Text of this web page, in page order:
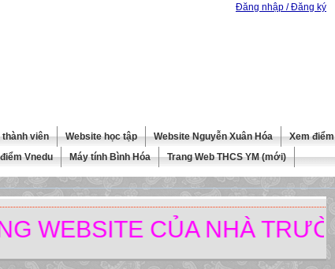
Đăng nhập / Đăng ký
thành viên Website học tập Website Nguyễn Xuân Hóa
Xem điểm
Vnedu Máy tính Bình Hóa
Trang Web THCS YM (mới)
CỦA NHÀ TRƯỜNG.